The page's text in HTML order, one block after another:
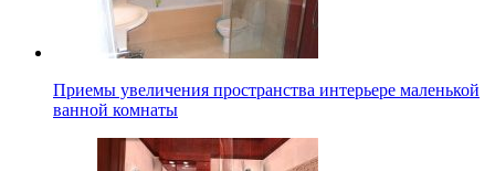
Приемы увеличения пространства интерьере маленькой
ванной комнаты